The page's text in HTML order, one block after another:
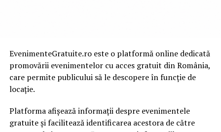
L – V 07:00 – 21:00;
Sâmbătă 08:00 – 15:00.
Despre RMN Cluj
RMN Cluj este un centru medical de diagnostic localizat
EvenimenteGratuite.ro este o platformă online dedicată
promovării evenimentelor cu acces gratuit din România,
care permite publicului să le descopere în funcție de
locație.
Platforma afișează informații despre evenimentele
gratuite și facilitează identificarea acestora de către